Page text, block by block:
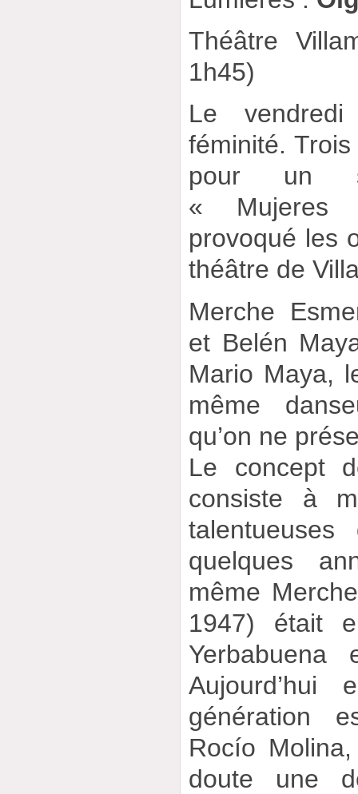
Théâtre
1h45)
Le
féminité.
pour un
« Mujeres
provoqué les
théâtre de
Merche
et Belén
Mario Maya,
même
qu’on ne
Le concept
consiste à
quelques
même
1947) était
génération
Rocío
doute une